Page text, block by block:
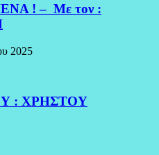
! – Με τον :
2025
: ΧΡΗΣΤΟΥ